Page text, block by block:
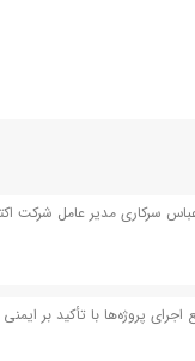
سرکاری مدیر عامل شرکت
اجرای پروژه‌ها با تأکید بر